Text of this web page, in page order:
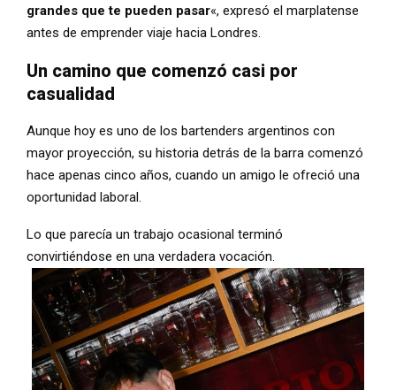
grandes que te pueden pasar«, expresó el marplatense
antes de emprender viaje hacia Londres.
Un camino que comenzó casi por
casualidad
Aunque hoy es uno de los bartenders argentinos con
mayor proyección, su historia detrás de la barra comenzó
hace apenas cinco años, cuando un amigo le ofreció una
oportunidad laboral.
Lo que parecía un trabajo ocasional terminó
convirtiéndose en una verdadera vocación.